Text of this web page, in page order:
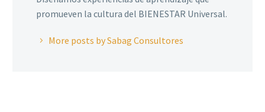
promueven la cultura del BIENESTAR Universal.
More posts by Sabag Consultores